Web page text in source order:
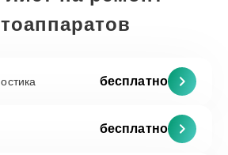
бесплатно
бесплатно